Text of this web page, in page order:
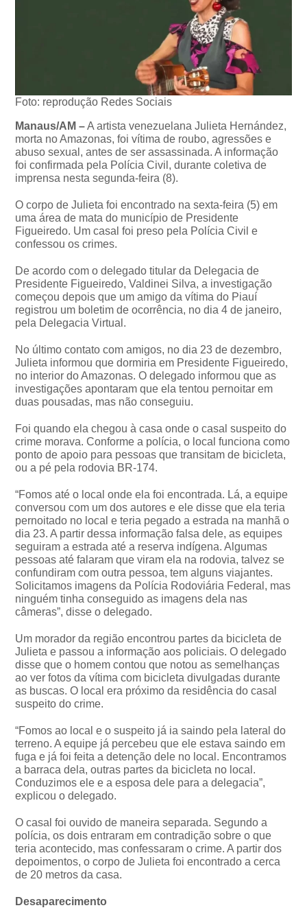
Foto: reprodução Redes Sociais
Manaus/AM –A artista venezuelana Julieta Hernández,
morta no Amazonas, foi vítima de roubo, agressões e
abuso sexual, antes de ser assassinada. A informação
foi confirmada pela Polícia Civil, durante coletiva de
imprensa nesta segunda-feira (8).
O corpo de Julieta foi encontrado na sexta-feira (5) em
uma área de mata do município de Presidente
Figueiredo. Um casal foi preso pela Polícia Civil e
confessou os crimes.
De acordo com o delegado titular da Delegacia de
Presidente Figueiredo, Valdinei Silva, a investigação
começou depois que um amigo da vítima do Piauí
registrou um boletim de ocorrência, no dia 4 de janeiro,
pela Delegacia Virtual.
No último contato com amigos, no dia 23 de dezembro,
Julieta informou que dormiria em Presidente Figueiredo,
no interior do Amazonas. O delegado informou que as
investigações apontaram que ela tentou pernoitar em
duas pousadas, mas não conseguiu.
Foi quando ela chegou à casa onde o casal suspeito do
crime morava. Conforme a polícia, o local funciona como
ponto de apoio para pessoas que transitam de bicicleta,
ou a pé pela rodovia BR-174.
“Fomos até o local onde ela foi encontrada. Lá, a equipe
conversou com um dos autores e ele disse que ela teria
pernoitado no local e teria pegado a estrada na manhã o
dia 23. A partir dessa informação falsa dele, as equipes
seguiram a estrada até a reserva indígena. Algumas
pessoas até falaram que viram ela na rodovia, talvez se
confundiram com outra pessoa, tem alguns viajantes.
Solicitamos imagens da Polícia Rodoviária Federal, mas
ninguém tinha conseguido as imagens dela nas
câmeras”, disse o delegado.
Um morador da região encontrou partes da bicicleta de
Julieta e passou a informação aos policiais. O delegado
disse que o homem contou que notou as semelhanças
ao ver fotos da vítima com bicicleta divulgadas durante
as buscas. O local era próximo da residência do casal
suspeito do crime.
“Fomos ao local e o suspeito já ia saindo pela lateral do
terreno. A equipe já percebeu que ele estava saindo em
fuga e já foi feita a detenção dele no local. Encontramos
a barraca dela, outras partes da bicicleta no local.
Conduzimos ele e a esposa dele para a delegacia”,
explicou o delegado.
O casal foi ouvido de maneira separada. Segundo a
polícia, os dois entraram em contradição sobre o que
teria acontecido, mas confessaram o crime. A partir dos
depoimentos, o corpo de Julieta foi encontrado a cerca
de 20 metros da casa.
Desaparecimento